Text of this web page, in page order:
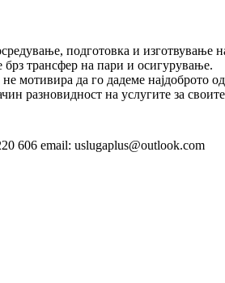
подготовка и
брз трансфер на пари и осигурување.
да го дадеме најдоброто
разновидност на услугите за
606 email: uslugaplus@outlook.com